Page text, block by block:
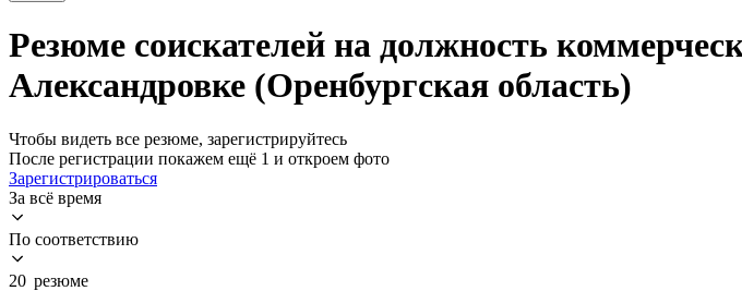
Резюме соискателей на должность
Александровке (Оренбургская область)
Чтобы видеть все резюме, зарегистрируйтесь
После регистрации покажем ещё 1 и откроем фото
Зарегистрироваться
За всё время
По соответствию
20 резюме